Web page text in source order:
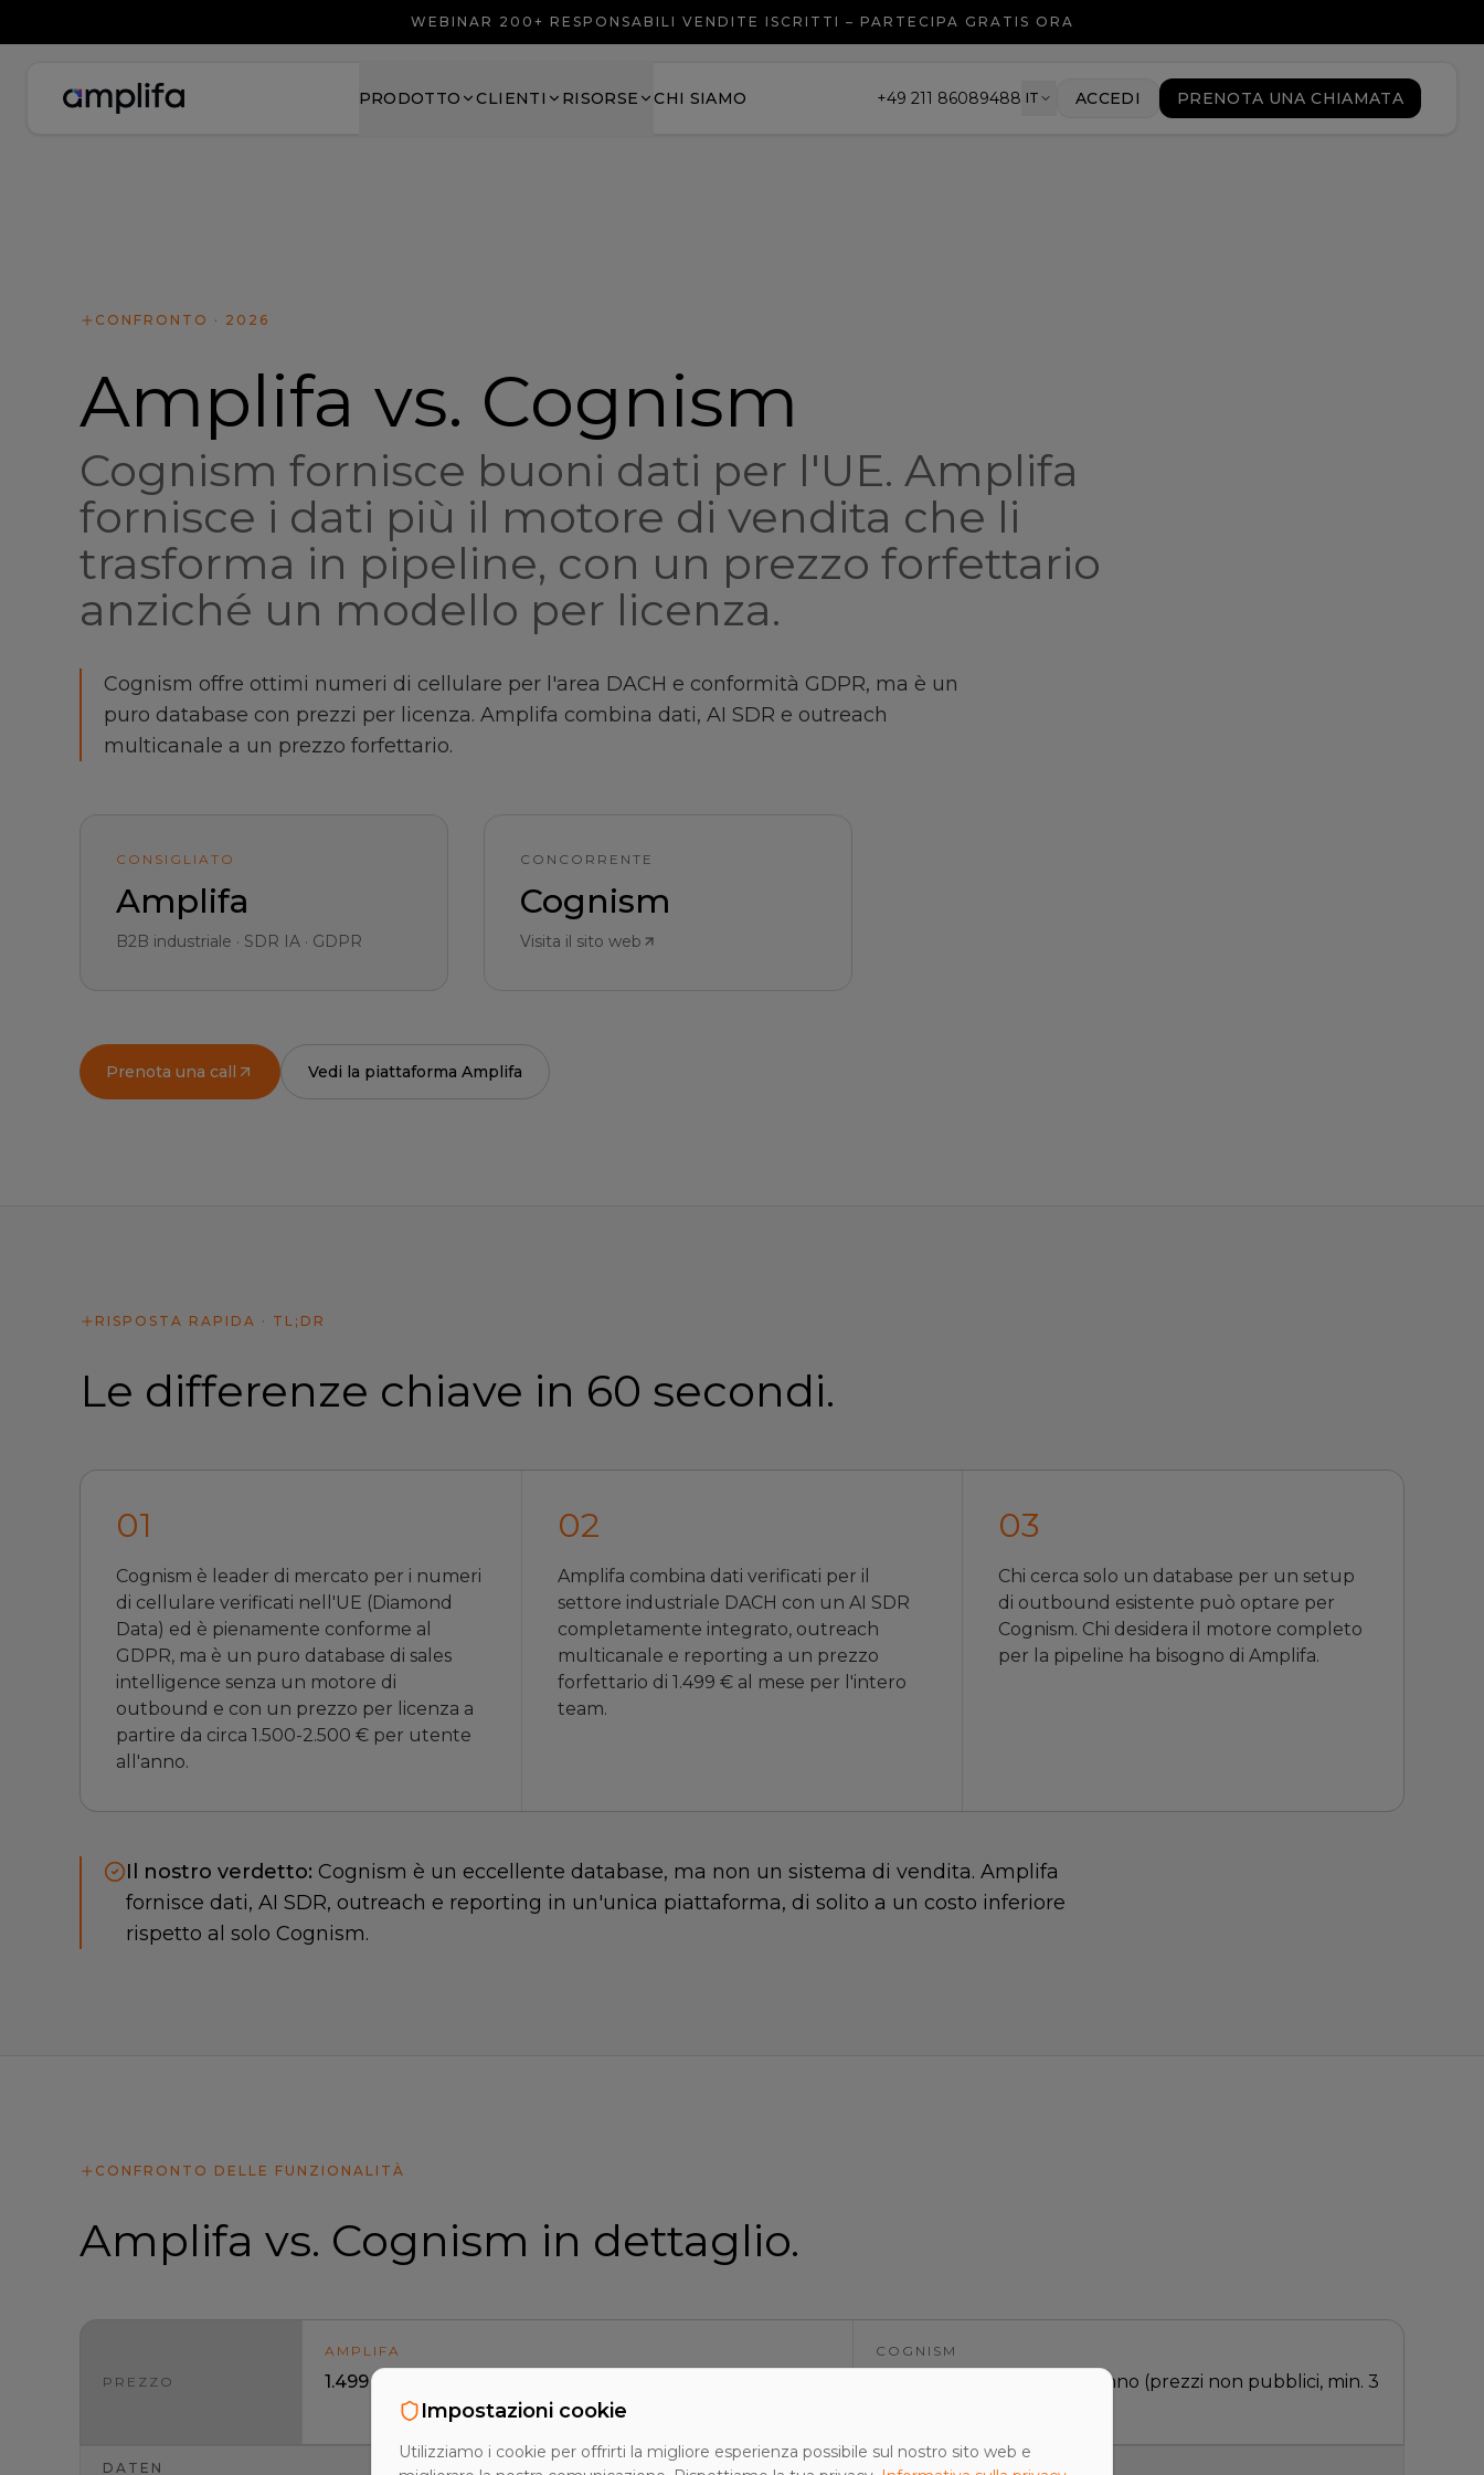
WEBINAR 200+ RESPONSABILI VENDITE ISCRITTI – PARTECIPA GRATIS ORA
PRODOTTO CLIENTI RISORSE CHI SIAMO +49 211 86089488 IT ACCEDI PRENOTA UNA CHIAMATA
CONFRONTO · 2026
Amplifa vs. Cognism
Cognism fornisce buoni dati per l'UE. Amplifa
fornisce i dati più il motore di vendita che li
trasforma in pipeline, con un prezzo forfettario
anziché un modello per licenza.
Cognism offre ottimi numeri di cellulare per l'area DACH e conformità GDPR, ma è un
puro database con prezzi per licenza. Amplifa combina dati, AI SDR e outreach
multicanale a un prezzo forfettario.
CONSIGLIATO
Amplifa
B2B industriale · SDR IA · GDPR
CONCORRENTE
Cognism
Visita il sito web
Prenota una call Vedi la piattaforma Amplifa
RISPOSTA RAPIDA · TL;DR
Le differenze chiave in 60 secondi.
01
Cognism è leader di mercato per i numeri
di cellulare verificati nell'UE (Diamond
Data) ed è pienamente conforme al
GDPR, ma è un puro database di sales
intelligence senza un motore di
outbound e con un prezzo per licenza a
partire da circa 1.500-2.500 € per utente
all'anno.
02
Amplifa combina dati verificati per il
settore industriale DACH con un AI SDR
completamente integrato, outreach
multicanale e reporting a un prezzo
forfettario di 1.499 € al mese per l'intero
team.
03
Chi cerca solo un database per un setup
di outbound esistente può optare per
Cognism. Chi desidera il motore completo
per la pipeline ha bisogno di Amplifa.
Il nostro verdetto: Cognism è un eccellente database, ma non un sistema di vendita. Amplifa
fornisce dati, AI SDR, outreach e reporting in un'unica piattaforma, di solito a un costo inferiore
rispetto al solo Cognism.
CONFRONTO DELLE FUNZIONALITÀ
Amplifa vs. Cognism in dettaglio.
PREZZO
AMPLIFA
1.499 €/mese – utenti illimitati, AI SDR + outreach inclusi
COGNISM
ca. 1.500–2.500 €/utente/anno (prezzi non pubblici, min. 3
DATEN
Impostazioni cookie
Utilizziamo i cookie per offrirti la migliore esperienza possibile sul nostro sito web e